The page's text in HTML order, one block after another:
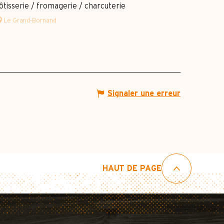
/ fromagerie / charcuterie
Le Grand-Bornand
Signaler une erreur
HAUT DE PAGE